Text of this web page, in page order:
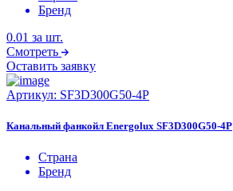
Бренд
0.01 за шт.
Смотреть
Оставить заявку
Артикул: SF3D300G50-4P
Канальный фанкойл Energolux SF3D300G50-4P
Страна
Бренд